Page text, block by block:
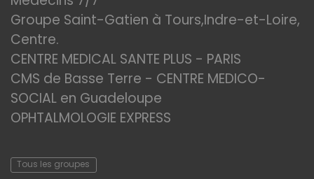
Groupe Saint-Gatien à Tours,Indre-et-Loire,
Centre.
CENTRE MEDICAL SANTE PLUS - PARIS
CMS de Basse Terre - CENTRE MEDICO-
SOCIAL en Guadeloupe
OPHTALMOLOGIE EXPRESS
Tous les groupes